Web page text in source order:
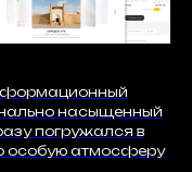
насыщенный
погружался в
особую атмосферу